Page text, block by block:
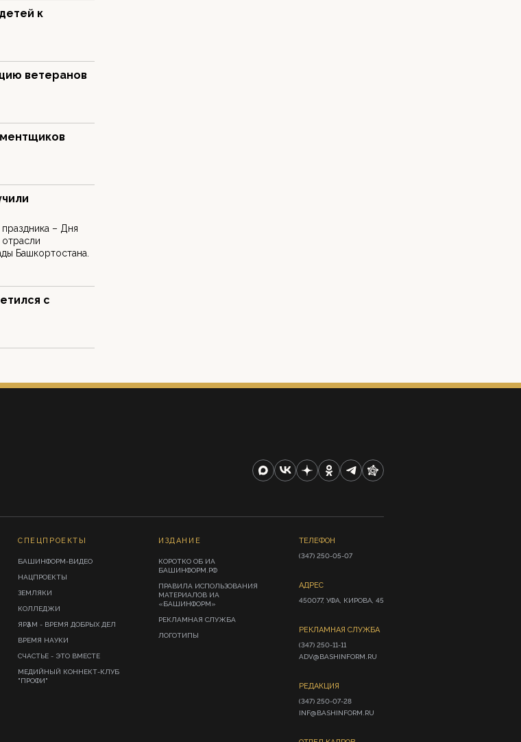
к
ветеранов
– Дня
Башкортостана.
с
СПЕЦПРОЕКТЫ
БАШИНФОРМ-ВИДЕО
НАЦПРОЕКТЫ
ЗЕМЛЯКИ
КОЛЛЕДЖИ
ЯРҘАМ - ВРЕМЯ ДОБРЫХ ДЕЛ
ВРЕМЯ НАУКИ
СЧАСТЬЕ - ЭТО ВМЕСТЕ
МЕДИЙНЫЙ КОННЕКТ-КЛУБ
"ПРОФИ"
ИЗДАНИЕ
КОРОТКО ОБ ИА
БАШИНФОРМ.РФ
ПРАВИЛА ИСПОЛЬЗОВАНИЯ
МАТЕРИАЛОВ ИА
«БАШИНФОРМ»
РЕКЛАМНАЯ СЛУЖБА
ЛОГОТИПЫ
ТЕЛЕФОН
(347) 250-05-07
АДРЕС
450077, УФА, КИРОВА, 45
РЕКЛАМНАЯ СЛУЖБА
(347) 250-11-11
ADV@BASHINFORM.RU
РЕДАКЦИЯ
(347) 250-07-28
INF@BASHINFORM.RU